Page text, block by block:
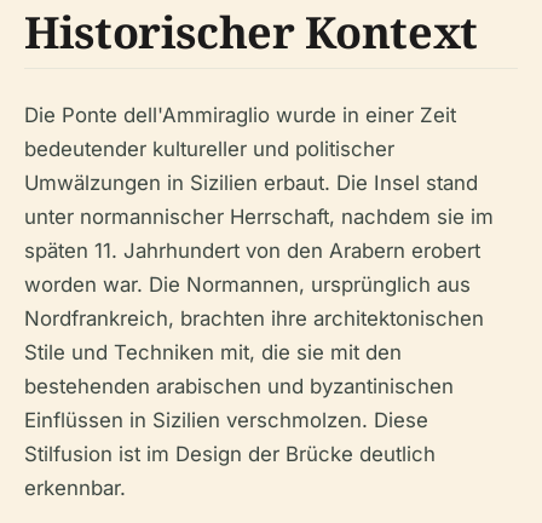
Historischer Kontext
Die Ponte dell'Ammiraglio wurde in einer Zeit
bedeutender kultureller und politischer
Umwälzungen in Sizilien erbaut. Die Insel stand
unter normannischer Herrschaft, nachdem sie im
späten 11. Jahrhundert von den Arabern erobert
worden war. Die Normannen, ursprünglich aus
Nordfrankreich, brachten ihre architektonischen
Stile und Techniken mit, die sie mit den
bestehenden arabischen und byzantinischen
Einflüssen in Sizilien verschmolzen. Diese
Stilfusion ist im Design der Brücke deutlich
erkennbar.